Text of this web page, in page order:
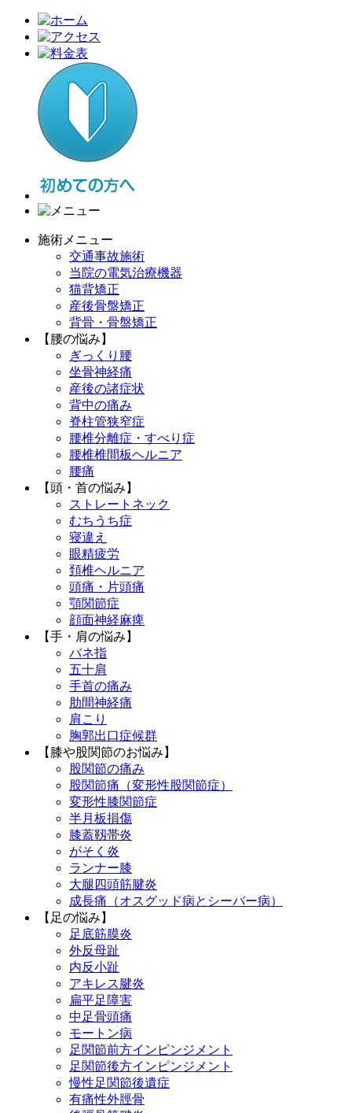
施術メニュー
交通事故施術
当院の電気治療機器
猫背矯正
産後骨盤矯正
背骨・骨盤矯正
【腰の悩み】
ぎっくり腰
坐骨神経痛
産後の諸症状
背中の痛み
脊柱管狭窄症
腰椎分離症・すべり症
腰椎椎間板ヘルニア
腰痛
【頭・首の悩み】
ストレートネック
むちうち症
寝違え
眼精疲労
頚椎ヘルニア
頭痛・片頭痛
顎関節症
顔面神経麻痺
【手・肩の悩み】
バネ指
五十肩
手首の痛み
肋間神経痛
肩こり
胸郭出口症候群
【膝や股関節のお悩み】
股関節の痛み
股関節痛（変形性股関節症）
変形性膝関節症
半月板損傷
膝蓋靱帯炎
がそく炎
ランナー膝
大腿四頭筋腱炎
成長痛（オスグッド病とシーバー病）
【足の悩み】
足底筋膜炎
外反母趾
内反小趾
アキレス腱炎
扁平足障害
中足骨頭痛
モートン病
足関節前方インピンジメント
足関節後方インピンジメント
慢性足関節後遺症
有痛性外脛骨